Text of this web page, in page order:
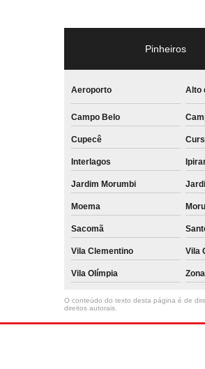
Pinheiros
Aeroporto Alto
Campo Belo
Cupecê
Interlagos
Jardim Morumbi
Moema
Sacomã
Vila Clementino Vila
Vila Olímpia
O conteúdo do texto desta página é de
direitos autorais